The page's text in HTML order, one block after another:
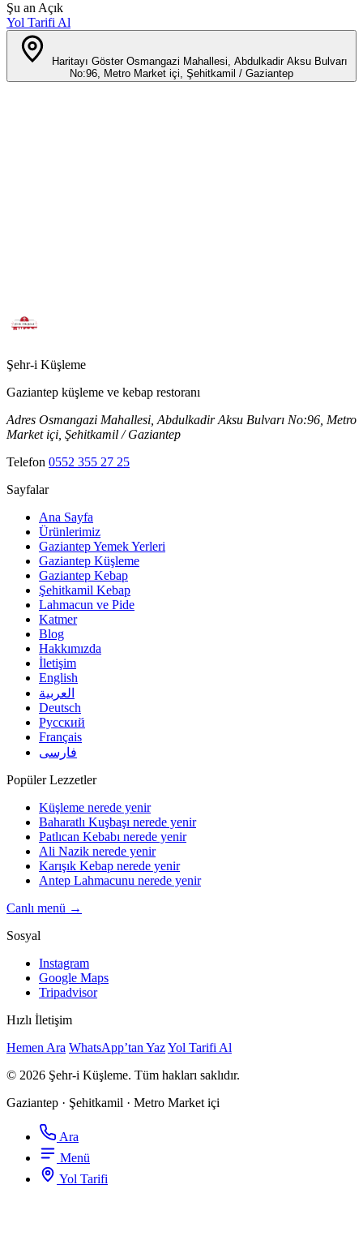
Şu an Açık
Yol Tarifi Al
Haritayı Göster Osmangazi Mahallesi, Abdulkadir Aksu Bulvarı
No:96, Metro Market içi, Şehitkamil / Gaziantep
Şehr-i Küşleme
Gaziantep küşleme ve kebap restoranı
Adres Osmangazi Mahallesi, Abdulkadir Aksu Bulvarı No:96, Metro
Market içi, Şehitkamil / Gaziantep
Telefon 0552 355 27 25
Sayfalar
Ana Sayfa
Ürünlerimiz
Gaziantep Yemek Yerleri
Gaziantep Küşleme
Gaziantep Kebap
Şehitkamil Kebap
Lahmacun ve Pide
Katmer
Blog
Hakkımızda
İletişim
English
العربية
Deutsch
Русский
Français
فارسی
Popüler Lezzetler
Küşleme nerede yenir
Baharatlı Kuşbaşı nerede yenir
Patlıcan Kebabı nerede yenir
Ali Nazik nerede yenir
Karışık Kebap nerede yenir
Antep Lahmacunu nerede yenir
Canlı menü →
Sosyal
Instagram
Google Maps
Tripadvisor
Hızlı İletişim
Hemen Ara WhatsApp’tan YazYol Tarifi Al
© 2026 Şehr-i Küşleme. Tüm hakları saklıdır.
Gaziantep · Şehitkamil · Metro Market içi
Ara
Menü
Yol Tarifi